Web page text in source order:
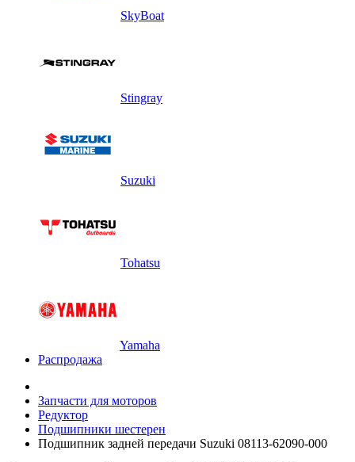
SkyBoat
Stingray
Suzuki
Tohatsu
Yamaha
Распродажа
Запчасти для моторов
Редуктор
Подшипники шестерен
Подшипник задней передачи Suzuki 08113-62090-000